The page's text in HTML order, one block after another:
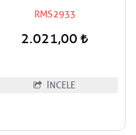
RMS2933
2.021,00
İNCELE